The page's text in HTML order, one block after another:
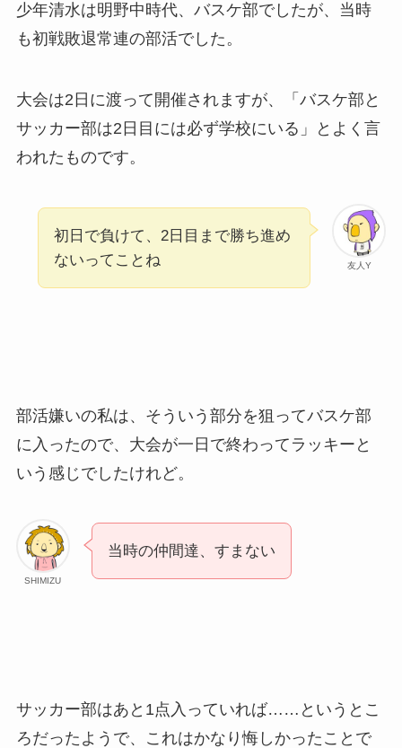
少年清水は明野中時代、バスケ部でしたが、当時
も初戦敗退常連の部活でした。
大会は2日に渡って開催されますが、「バスケ部と
サッカー部は2日目には必ず学校にいる」とよく言
われたものです。
友人Y
初日で負けて、2日目まで勝ち進め
ないってことね
部活嫌いの私は、そういう部分を狙ってバスケ部
に入ったので、大会が一日で終わってラッキーと
いう感じでしたけれど。
SHIMIZU
当時の仲間達、すまない
サッカー部はあと1点入っていれば……というとこ
ろだったようで、これはかなり悔しかったことで